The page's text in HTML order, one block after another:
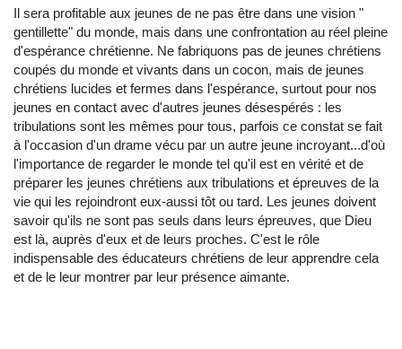
Il sera profitable aux jeunes de ne pas être dans une vision "
gentillette" du monde, mais dans une confrontation au réel pleine
d'espérance chrétienne. Ne fabriquons pas de jeunes chrétiens
coupés du monde et vivants dans un cocon, mais de jeunes
chrétiens lucides et fermes dans l'espérance, surtout pour nos
jeunes en contact avec d'autres jeunes désespérés : les
tribulations sont les mêmes pour tous, parfois ce constat se fait
à l'occasion d'un drame vécu par un autre jeune incroyant...d'où
l'importance de regarder le monde tel qu'il est en vérité et de
préparer les jeunes chrétiens aux tribulations et épreuves de la
vie qui les rejoindront eux-aussi tôt ou tard. Les jeunes doivent
savoir qu'ils ne sont pas seuls dans leurs épreuves, que Dieu
est là, auprès d'eux et de leurs proches. C'est le rôle
indispensable des éducateurs chrétiens de leur apprendre cela
et de le leur montrer par leur présence aimante.